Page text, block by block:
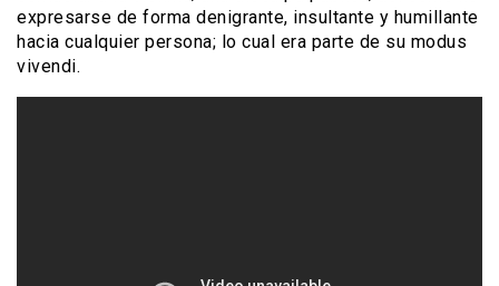
expresarse de forma denigrante, insultante y humillante
hacia cualquier persona; lo cual era parte de su modus
vivendi.